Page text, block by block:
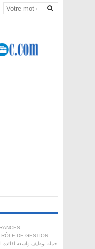
,
DE GESTION ,